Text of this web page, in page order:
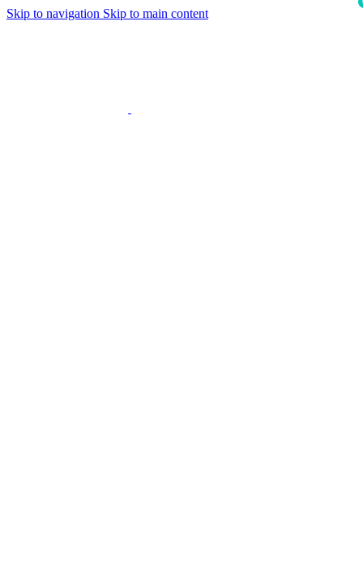
Skip to navigation Skip to main content